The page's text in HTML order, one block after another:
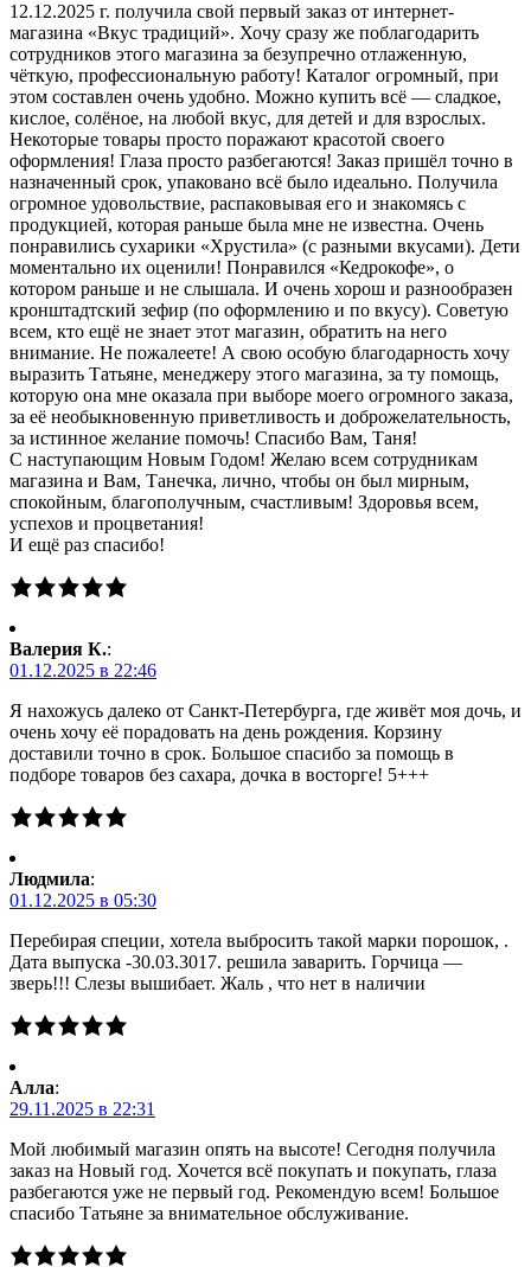
12.12.2025 г. получила свой первый заказ от интернет-
магазина «Вкус традиций». Хочу сразу же поблагодарить
сотрудников этого магазина за безупречно отлаженную,
чёткую, профессиональную работу! Каталог огромный, при
этом составлен очень удобно. Можно купить всё — сладкое,
кислое, солёное, на любой вкус, для детей и для взрослых.
Некоторые товары просто поражают красотой своего
оформления! Глаза просто разбегаются! Заказ пришёл точно в
назначенный срок, упаковано всё было идеально. Получила
огромное удовольствие, распаковывая его и знакомясь с
продукцией, которая раньше была мне не известна. Очень
понравились сухарики «Хрустила» (с разными вкусами). Дети
моментально их оценили! Понравился «Кедрокофе», о
котором раньше и не слышала. И очень хорош и разнообразен
кронштадтский зефир (по оформлению и по вкусу). Советую
всем, кто ещё не знает этот магазин, обратить на него
внимание. Не пожалеете! А свою особую благодарность хочу
выразить Татьяне, менеджеру этого магазина, за ту помощь,
которую она мне оказала при выборе моего огромного заказа,
за её необыкновенную приветливость и доброжелательность,
за истинное желание помочь! Спасибо Вам, Таня!
С наступающим Новым Годом! Желаю всем сотрудникам
магазина и Вам, Танечка, лично, чтобы он был мирным,
спокойным, благополучным, счастливым! Здоровья всем,
успехов и процветания!
И ещё раз спасибо!
Валерия К.:
01.12.2025 в 22:46
Я нахожусь далеко от Санкт-Петербурга, где живёт моя дочь, и
очень хочу её порадовать на день рождения. Корзину
доставили точно в срок. Большое спасибо за помощь в
подборе товаров без сахара, дочка в восторге! 5+++
Людмила:
01.12.2025 в 05:30
Перебирая специи, хотела выбросить такой марки порошок, .
Дата выпуска -30.03.3017. решила заварить. Горчица —
зверь!!! Слезы вышибает. Жаль , что нет в наличии
Алла:
29.11.2025 в 22:31
Мой любимый магазин опять на высоте! Сегодня получила
заказ на Новый год. Хочется всё покупать и покупать, глаза
разбегаются уже не первый год. Рекомендую всем! Большое
спасибо Татьяне за внимательное обслуживание.